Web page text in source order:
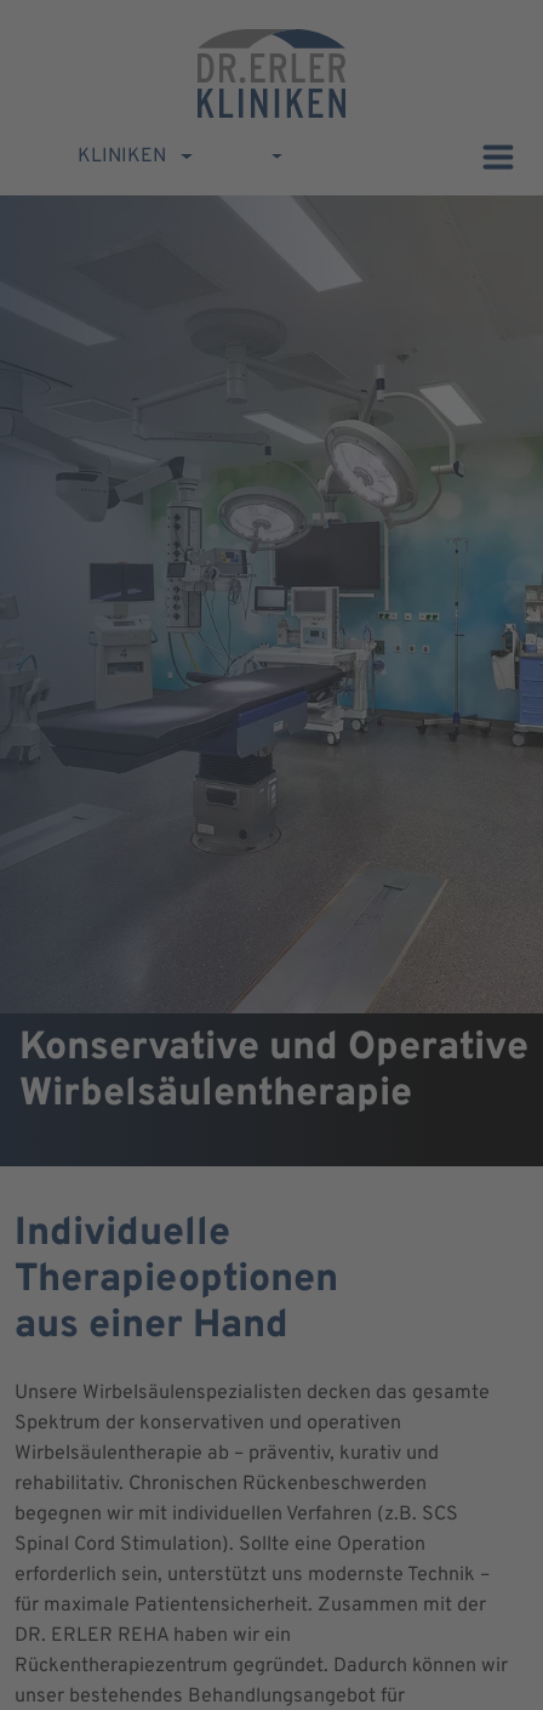
KLINIKEN
Konservative und Operative
Wirbelsäulentherapie
Individuelle
Therapieoptionen
aus einer Hand
Unsere Wirbelsäulenspezialisten decken das gesamte
Spektrum der konservativen und operativen
Wirbelsäulentherapie ab – präventiv, kurativ und
rehabilitativ. Chronischen Rückenbeschwerden
begegnen wir mit individuellen Verfahren (z.B. SCS
Spinal Cord Stimulation). Sollte eine Operation
erforderlich sein, unterstützt uns modernste Technik –
für maximale Patientensicherheit. Zusammen mit der
DR. ERLER REHA haben wir ein
Rückentherapiezentrum gegründet. Dadurch können wir
unser bestehendes Behandlungsangebot für